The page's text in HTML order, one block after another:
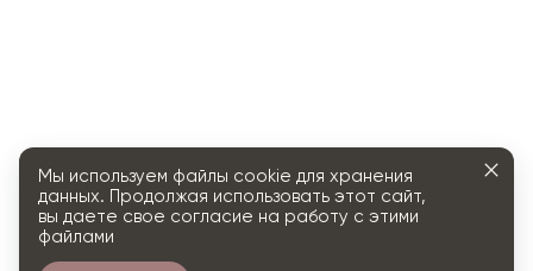
Мы используем файлы cookie для хранения
данных. Продолжая использовать этот сайт,
вы даете свое согласие на работу с этими
файлами